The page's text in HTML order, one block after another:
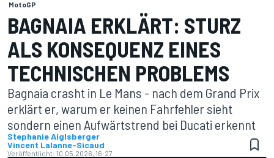
MotoGP
BAGNAIA ERKLÄRT: STURZ
ALS KONSEQUENZ EINES
TECHNISCHEN PROBLEMS
Bagnaia crasht in Le Mans - nach dem Grand Prix
erklärt er, warum er keinen Fahrfehler sieht
sondern einen Aufwärtstrend bei Ducati erkennt
Stephanie Aiglsberger
Vincent Lalanne-Sicaud
Veröffentlicht: 10.05.2026, 16:27